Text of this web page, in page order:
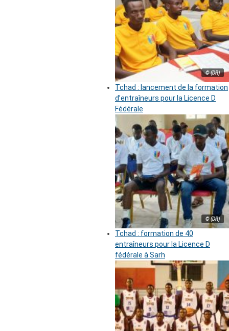
© (DR)
Tchad : lancement de la formation
d’entraîneurs pour la Licence D
Fédérale
© (DR)
Tchad : formation de 40
entraîneurs pour la Licence D
fédérale à Sarh